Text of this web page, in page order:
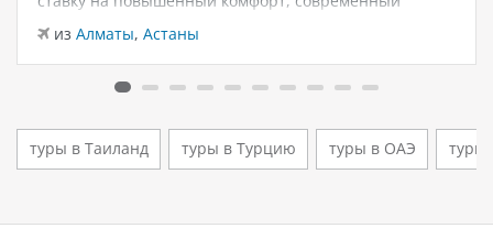
дизайн и атмосферу спокойного семейного отдыха у
моря. Отель остаётся популярным выбором для тех,
кто ищет семейный отель в…
из Алматы, Астаны
туры в Таиланд туры в Турцию туры в ОАЭ туры